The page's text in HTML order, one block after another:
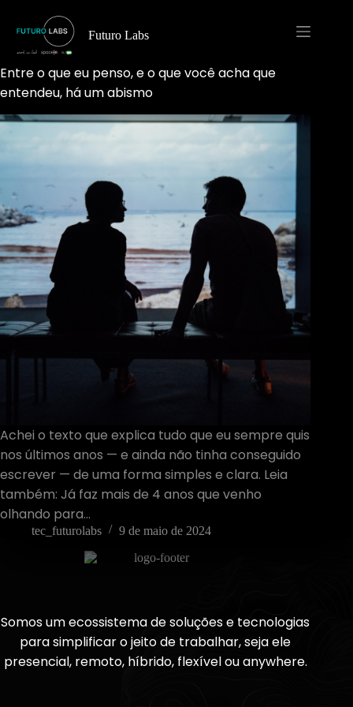
conteúdo
Futuro Labs
Entre o que eu penso, e o que você acha que
entendeu, há um abismo
Achei o texto que explica tudo que eu sempre quis
nos últimos anos — e ainda não tinha conseguido
escrever — de uma forma simples e clara. Leia
também: Já faz mais de 4 anos que venho
olhando para…
tec_futurolabs 9 de maio de 2024
Somos um ecossistema de soluções e tecnologias
para simplificar o jeito de trabalhar, seja ele
presencial, remoto, híbrido, flexível ou anywhere.